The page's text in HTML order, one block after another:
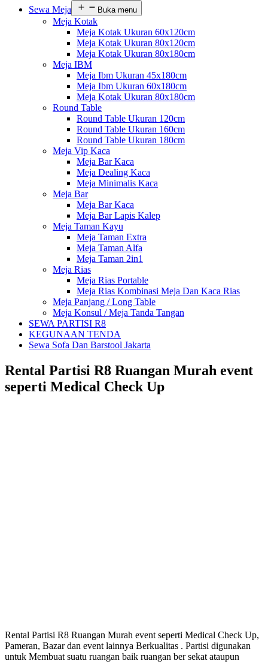
Sewa Meja
Buka menu
Meja Kotak
Meja Kotak Ukuran 60x120cm
Meja Kotak Ukuran 80x120cm
Meja Kotak Ukuran 80x180cm
Meja IBM
Meja Ibm Ukuran 45x180cm
Meja Ibm Ukuran 60x180cm
Meja Kotak Ukuran 80x180cm
Round Table
Round Table Ukuran 120cm
Round Table Ukuran 160cm
Round Table Ukuran 180cm
Meja Vip Kaca
Meja Bar Kaca
Meja Dealing Kaca
Meja Minimalis Kaca
Meja Bar
Meja Bar Kaca
Meja Bar Lapis Kalep
Meja Taman Kayu
Meja Taman Extra
Meja Taman Alfa
Meja Taman 2in1
Meja Rias
Meja Rias Portable
Meja Rias Kombinasi Meja Dan Kaca Rias
Meja Panjang / Long Table
Meja Konsul / Meja Tanda Tangan
SEWA PARTISI R8
KEGUNAAN TENDA
Sewa Sofa Dan Barstool Jakarta
Rental Partisi R8 Ruangan Murah event
seperti Medical Check Up
Rental Partisi R8 Ruangan Murah event seperti Medical Check Up,
Pameran, Bazar dan event lainnya Berkualitas . Partisi digunakan
untuk Membuat suatu ruangan baik ruangan ber sekat ataupun